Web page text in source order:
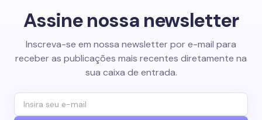
Assine nossa newsletter
Inscreva-se em nossa newsletter por e-mail para
receber as publicações mais recentes diretamente na
sua caixa de entrada.